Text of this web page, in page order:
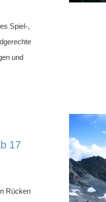
Spiel-,
und
17
Rücken